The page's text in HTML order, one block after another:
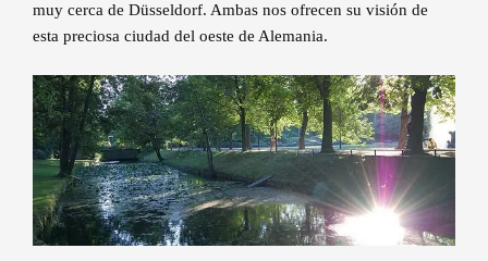
muy cerca de Düsseldorf. Ambas nos ofrecen su visión de
esta preciosa ciudad del oeste de Alemania.